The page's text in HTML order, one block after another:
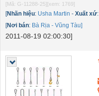
[Mã: G-11288-25][xem: 1769]
[Nhãn hiệu: Usha Martin - Xuất xứ:
[Nơi bán: Bà Rịa - Vũng Tàu]
2011-08-19 02:00:30]